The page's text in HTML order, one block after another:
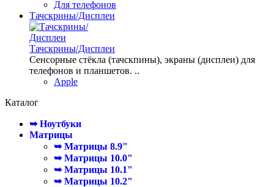
Для телефонов
Тачскрины/Дисплеи
Тачскрины/Дисплеи
Сенсорные стёкла (тачскпины), экраны (дисплеи) для
телефонов и планшетов. ..
Apple
Каталог
➥ Ноутбуки
Матрицы
➥ Матрицы 8.9"
➥ Матрицы 10.0"
➥ Матрицы 10.1"
➥ Матрицы 10.2"